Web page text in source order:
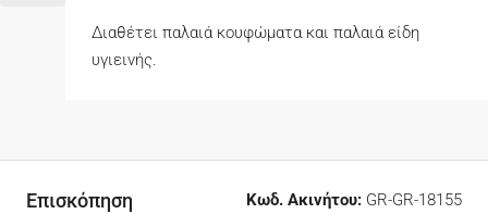
Διαθέτει παλαιά κουφώματα και παλαιά είδη
υγιεινής.
Επισκόπηση Κωδ. Ακινήτου: GR-GR-18155